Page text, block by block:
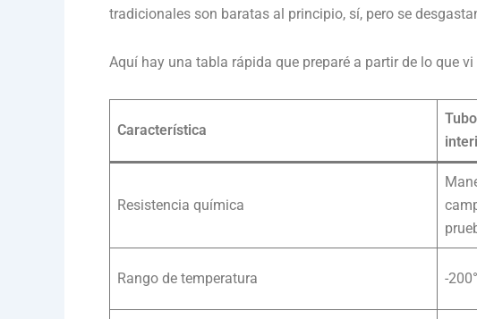
tradicionales son baratas al principio, sí, pero se
Aquí hay una tabla rápida que preparé a partir de lo que
Característica
Resistencia química
Rango de temperatura -